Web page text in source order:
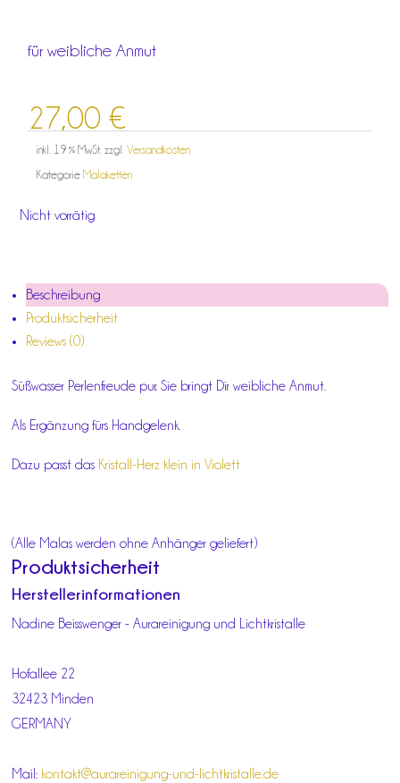
für weibliche Anmut
27,00€
inkl. 19 % MwSt. zzgl.Versandkosten
KategorieMalaketten
Nicht vorrätig
Beschreibung
Produktsicherheit
Reviews (0)
Süßwasser Perlenfreude pur. Sie bringt Dir weibliche Anmut.
Als Ergänzung fürs Handgelenk.
Dazu passt das Kristall-Herz klein in Violett
(Alle Malas werden ohne Anhänger geliefert)
Produktsicherheit
Herstellerinformationen
Nadine Beisswenger - Aurareinigung und Lichtkristalle
Hofallee 22
32423 Minden
GERMANY
Mail: kontakt@aurareinigung-und-lichtkristalle.de